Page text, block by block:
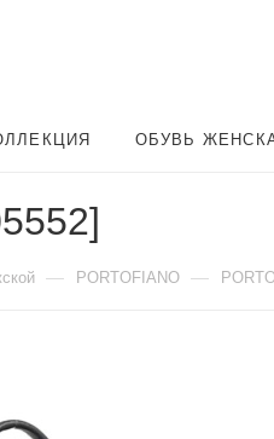
ОБУВЬ
— PORTOFIANO —